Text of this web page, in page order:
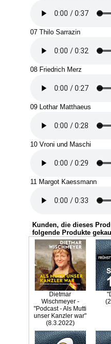
07 Thilo Sarrazin
08 Friedrich Merz
09 Lothar Matthaeus
10 Vroni und Maschi
11 Margot Kaessmann
Kunden, die dieses
folgende Produkte
Dietmar
Wischmeyer -
"Podcast - Als Mutti
unser Kanzler war"
(8.3.2022)